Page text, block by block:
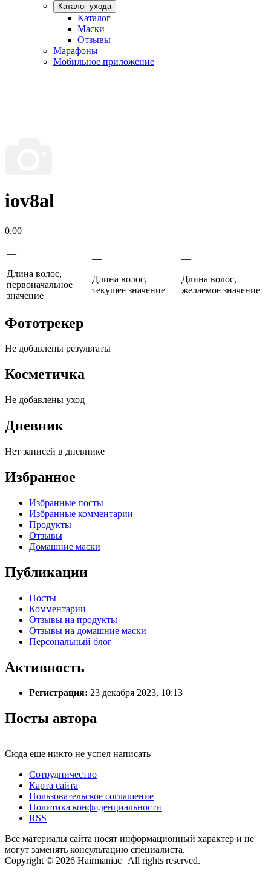
Каталог ухода
Каталог
Маски
Отзывы
Марафоны
Мобильное приложение
iov8al
0.00
—
Длина волос,
первоначальное
значение
—
Длина волос,
текущее значение
—
Длина волос,
желаемое значение
Фототрекер
Не добавлены результаты
Косметичка
Не добавлены уход
Дневник
Нет записей в дневнике
Избранное
Избранные посты
Избранные комментарии
Продукты
Отзывы
Домашние маски
Публикации
Посты
Комментарии
Отзывы на продукты
Отзывы на домашние маски
Персональный блог
Активность
Регистрация: 23 декабря 2023, 10:13
Посты автора
Сюда еще никто не успел написать
Сотрудничество
Карта сайта
Пользовательское соглашение
Политика конфиденциальности
RSS
Все материалы сайта носят информационный характер и не
могут заменять консультацию специалиста.
Copyright © 2026 Hairmaniac | All rights reserved.